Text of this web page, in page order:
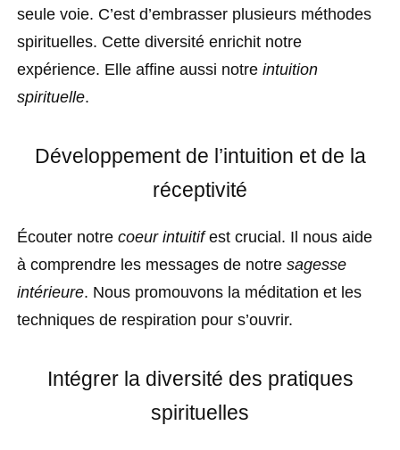
seule voie. C’est d’embrasser plusieurs méthodes
spirituelles. Cette diversité enrichit notre
expérience. Elle affine aussi notre intuition
spirituelle.
Développement de l’intuition et de la
réceptivité
Écouter notre coeur intuitifest crucial. Il nous aide
à comprendre les messages de notre sagesse
intérieure. Nous promouvons la méditation et les
techniques de respiration pour s’ouvrir.
Intégrer la diversité des pratiques
spirituelles